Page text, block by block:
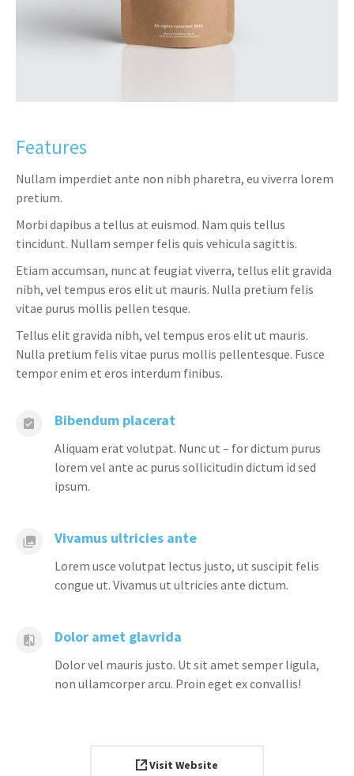
Features
Nullam imperdiet ante non nibh pharetra, eu viverra lorem
pretium.
Morbi dapibus a tellus at euismod. Nam quis tellus
tincidunt. Nullam semper felis quis vehicula sagittis.
Etiam accumsan, nunc at feugiat viverra, tellus elit gravida
nibh, vel tempus eros elit ut mauris. Nulla pretium felis
vitae purus mollis pellen tesque.
Tellus elit gravida nibh, vel tempus eros elit ut mauris.
Nulla pretium felis vitae purus mollis pellentesque. Fusce
tempor enim et eros interdum finibus.
Bibendum placerat
Aliquam erat volutpat. Nunc ut – for dictum purus
lorem vel ante ac purus sollicitudin dictum id sed
ipsum.
Vivamus ultricies ante
Lorem usce volutpat lectus justo, ut suscipit felis
congue ut. Vivamus ut ultricies ante dictum.
Dolor amet glavrida
Dolor vel mauris justo. Ut sit amet semper ligula,
non ullamcorper arcu. Proin eget ex convallis!
Visit Website